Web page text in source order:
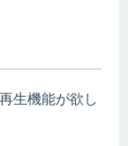
生機能が欲し